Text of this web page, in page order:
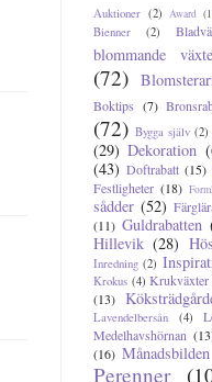
Auktioner (2) Award
Bienner (2)
blommande
(72)
Boktips (7)
(72) Bygga själv (2)
(29) Dekoration
(43) Doftrabatt (15)
Festligheter (18)
sådder (52)
(11) Guldrabatten
Hillevik (28)
Inredning (2)
Krokus (4) Krukväxter
(13)
Lavendelbersån
(4)
Medelhavshörnan
(16) Månadsbilden
Perenner